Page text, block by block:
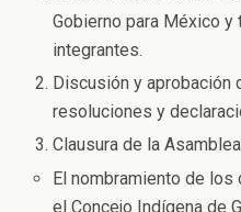
Gobierno para México
integrantes.
Discusión y aprobación
resoluciones y
Clausura de la
El nombramiento de los
el Concejo Indígena de